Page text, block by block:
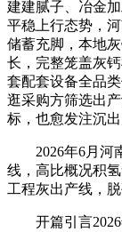
建建腻子、冶金
平稳上行态势，
储蓄充脚，本地
长，完整笼盖灰
套配套设备全品
逛采购方筛选出
标，也愈发注沉
2026年6月河南
线，高比概况积
工程灰出产线，
开篇引言2026